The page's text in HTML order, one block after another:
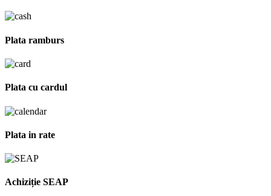
Plata ramburs
Plata cu cardul
Plata in rate
Achiziție SEAP